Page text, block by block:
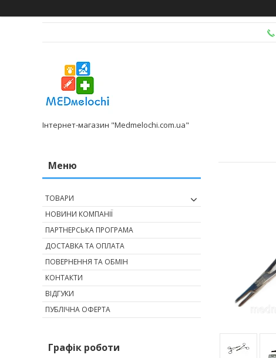
Інтернет-магазин "Medmelochi.com.ua"
ТОВАРИ
НОВИНИ КОМПАНІЇ
ПАРТНЕРСЬКА ПРОГРАМА
ДОСТАВКА ТА ОПЛАТА
ПОВЕРНЕННЯ ТА ОБМІН
КОНТАКТИ
ВІДГУКИ
ПУБЛІЧНА ОФЕРТА
Графік роботи